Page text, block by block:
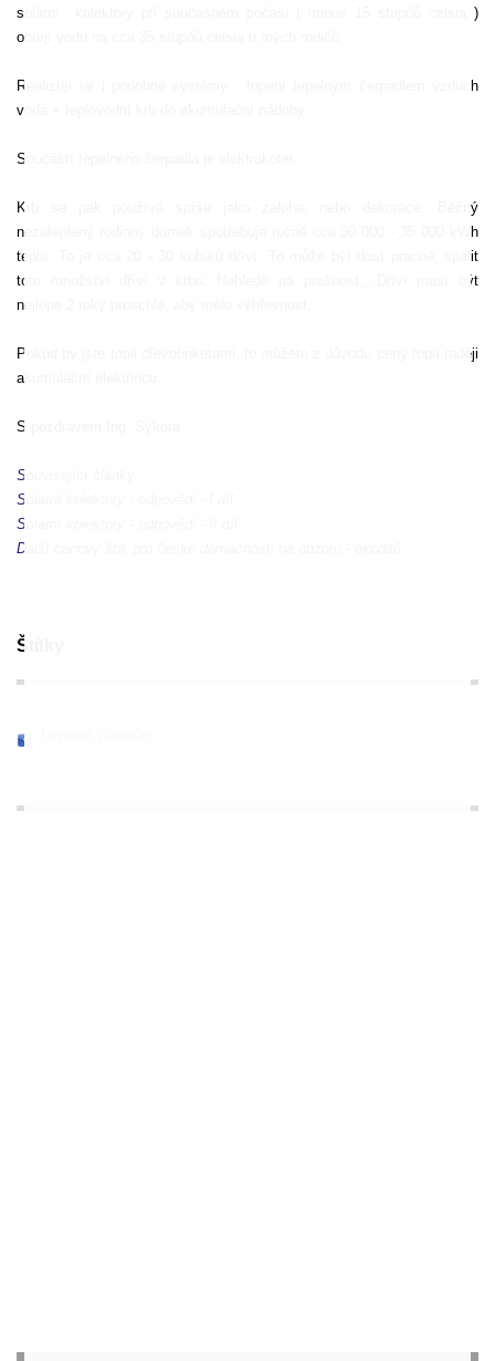
solární
kolektory při současném počasí ( minus 15 stupňů celsia )
ohřejí vodu na cca 35 stupňů celsia u mých rodičů.
Realizují se i podobné systémy : topení tepelným čerpadlem vzduch
voda + teplovodní krb do akumulační nádoby.
Součástí tepelného čerpadla je elektrokotel.
Krb se pak používá spíše jako záloha, nebo dekorace. Běžný
nezateplený rodinný domek spotřebuje ročně cca 30 000 - 35 000 kWh
tepla. To je cca 20 - 30 kubíků dříví. To může být dost pracné, spálit
toto množství dříví v krbu. Nehledě na prašnost,...Dříví musí být
nejlépe 2 roky proschlé, aby mělo výhřevnost.
Pokud by jste topil dřevobriketami, to můžete z důvodu ceny topit raději
akumulační elektřinou.
S pozdravem Ing. Sýkora
Související články:
Solární kolektory - odpovědi - I.díl
Solární kolektory - odpovědi - II.díl
Další cenový šok pro české domácnosti na obzoru - ekodaň
Štítky